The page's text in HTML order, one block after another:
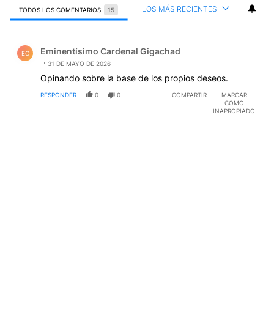
TODOS LOS COMENTARIOS 15 LOS MÁS RECIENTES
EC Eminentísimo Cardenal Gigachad
31 DE MAYO DE 2026
Opinando sobre la base de los propios deseos.
RESPONDER 0 0 COMPARTIR
MARCAR
COMO
INAPROPIADO